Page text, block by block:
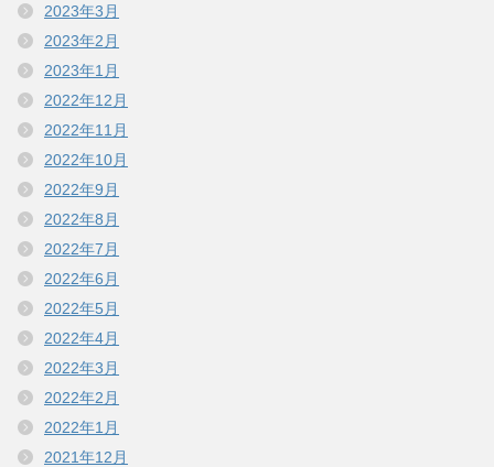
2023年3月
2023年2月
2023年1月
2022年12月
2022年11月
2022年10月
2022年9月
2022年8月
2022年7月
2022年6月
2022年5月
2022年4月
2022年3月
2022年2月
2022年1月
2021年12月